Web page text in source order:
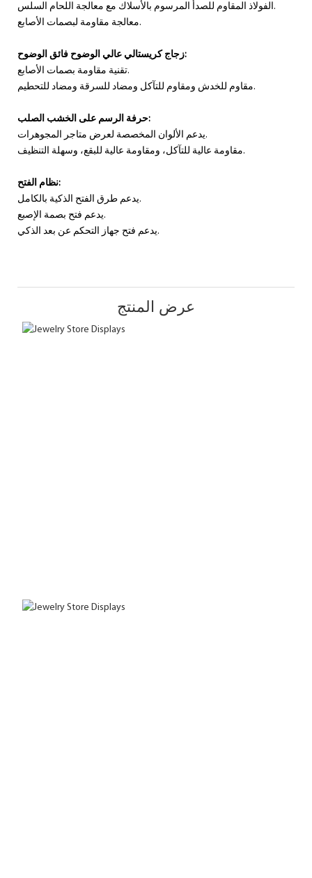
الفولاذ المقاوم للصدأ المرسوم بالأسلاك مع معالجة اللحام السلس.
معالجة مقاومة لبصمات الأصابع.
زجاج كريستالي عالي الوضوح فائق الوضوح:
تقنية مقاومة بصمات الأصابع.
مقاوم للخدش ومقاوم للتآكل ومضاد للسرقة ومضاد للتحطيم.
حرفة الرسم على الخشب الصلب:
يدعم الألوان المخصصة لعرض متاجر المجوهرات.
مقاومة عالية للتآكل، ومقاومة عالية للبقع، وسهلة التنظيف.
نظام الفتح:
يدعم طرق الفتح الذكية بالكامل.
يدعم فتح بصمة الإصبع.
يدعم فتح جهاز التحكم عن بعد الذكي.
عرض المنتج